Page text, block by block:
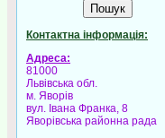
Контактна інформація:
Адреса:
81000
Львівська обл.
м. Яворів
вул. Івана Франка, 8
Яворівська районна рада